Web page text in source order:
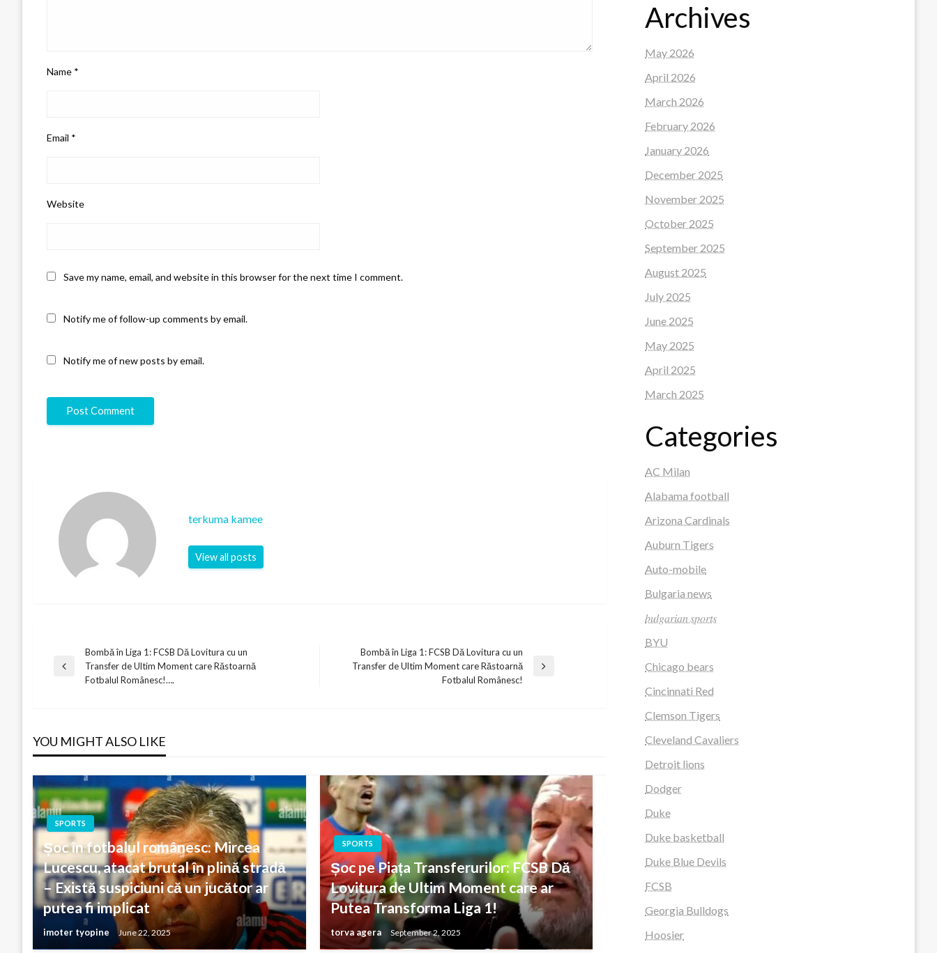
Name *
Email *
Website
Save my name, email, and website in this browser for the next time I comment.
Notify me of follow-up comments by email.
Notify me of new posts by email.
terkuma kamee
View all posts
Post
Previous
Bombă în Liga 1: FCSB Dă Lovitura cu un
Transfer de Ultim Moment care Răstoarnă
Fotbalul Românesc!….
Bombă în Liga 1: FCSB Dă Lovitura cu un
Transfer de Ultim Moment care Răstoarnă
Fotbalul Românesc!
YOU MIGHT ALSO LIKE
SPORTS
Șoc în fotbalul românesc: Mircea
Lucescu, atacat brutal în plină stradă
– Există suspiciuni că un jucător ar
putea fi implicat
imoter tyopine June 22, 2025
SPORTS
Șoc pe Piața Transferurilor: FCSB Dă
Lovitura de Ultim Moment care ar
Putea Transforma Liga 1!
torva agera September 2, 2025
Archives
May 2026
April 2026
March 2026
February 2026
January 2026
December 2025
November 2025
October 2025
September 2025
August 2025
July 2025
June 2025
May 2025
April 2025
March 2025
Categories
AC Milan
Alabama football
Arizona Cardinals
Auburn Tigers
Auto-mobile
Bulgaria news
𝑏𝑢𝑙𝑔𝑎𝑟𝑖𝑎𝑛 𝑠𝑝𝑜𝑟𝑡𝑠
BYU
Chicago bears
Cincinnati Red
Clemson Tigers
Cleveland Cavaliers
Detroit lions
Dodger
Duke
Duke basketball
Duke Blue Devils
FCSB
Georgia Bulldogs
Hoosier